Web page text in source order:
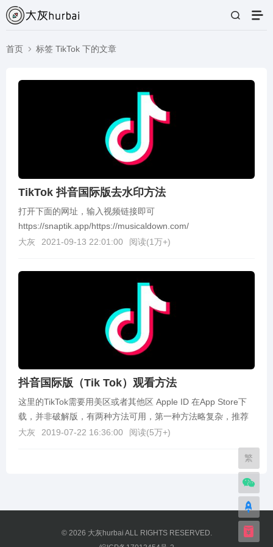
首页 标签 TikTok 下的文章
TikTok 抖音国际版去水印方法
打开下面的网址，输入视频链接即可
https://snaptik.app/https://musicaldown.com/
大灰
2021-09-13 22:01:00 阅读(1万+)
抖音国际版（Tik Tok）观看方法
这里的TikTok需要用美区或者其他区 Apple ID 在App Store下
载，并非破解版，有两种方法可用，第一种方法略复杂，推荐
第二种方法。美区Apple...
大灰 2019-07-22 16:36:00 阅读(5万+)
© 2026 大灰hurbai ALL RIGHTS RESERVED.
繁